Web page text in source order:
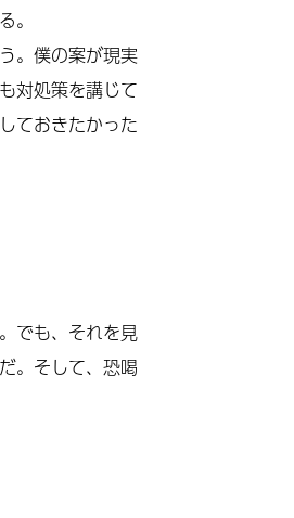
。
。僕の案が現実
対処策を講じて
ておきたかった
でも、それを見
。そして、恐喝